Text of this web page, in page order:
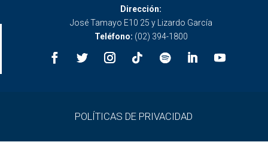
Dirección:
José Tamayo E10 25 y Lizardo García
Teléfono: (02) 394-1800
POLÍTICAS DE PRIVACIDAD